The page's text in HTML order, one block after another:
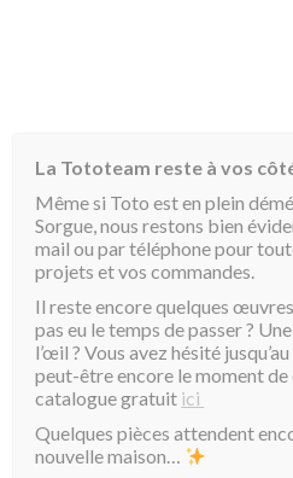
La Tototeam reste à vos
Même si Toto est en plein
Sorgue, nous restons bien
mail ou par téléphone pour
projets et vos commandes.
Il reste encore quelques
pas eu le temps de passer ?
l’œil ? Vous avez hésité
peut-être encore le moment
catalogue gratuit ici
Quelques pièces attendent
nouvelle maison…